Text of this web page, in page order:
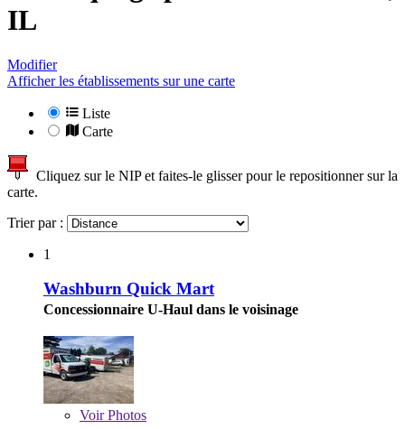
IL
Modifier
Afficher les établissements sur une carte
Liste
Carte
Cliquez sur le NIP et faites-le glisser pour le repositionner sur la
carte.
Trier par :
1
Washburn Quick Mart
Concessionnaire U-Haul dans le voisinage
VoirPhotos